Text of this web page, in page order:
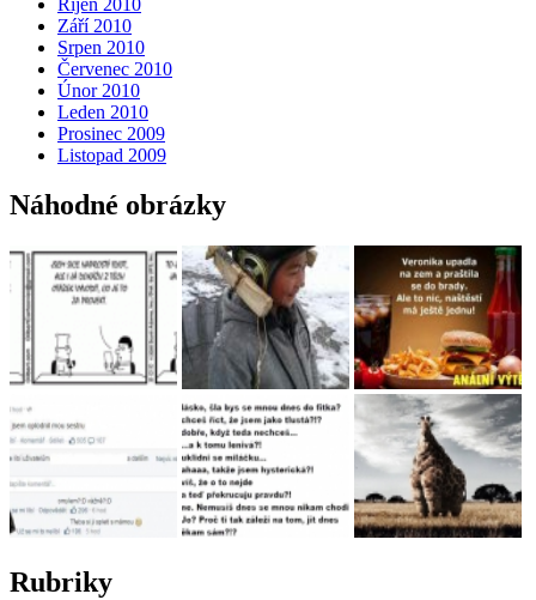
Září 2010
Srpen 2010
Červenec 2010
Únor 2010
Leden 2010
Prosinec 2009
Listopad 2009
Náhodné obrázky
Rubriky